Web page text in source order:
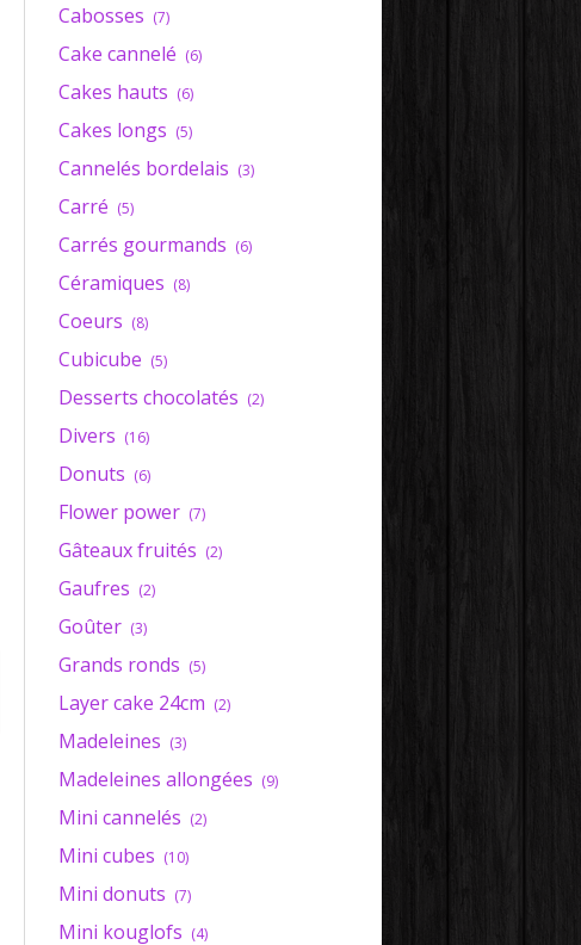
Cabosses (7)
Cake cannelé (6)
Cakes hauts (6)
Cakes longs (5)
Cannelés bordelais (3)
Carré (5)
Carrés gourmands (6)
Céramiques (8)
Coeurs (8)
Cubicube (5)
Desserts chocolatés (2)
Divers (16)
Donuts (6)
Flower power (7)
Gâteaux fruités (2)
Gaufres (2)
Goûter (3)
Grands ronds (5)
Layer cake 24cm (2)
Madeleines (3)
Madeleines allongées (9)
Mini cannelés (2)
Mini cubes (10)
Mini donuts (7)
Mini kouglofs (4)